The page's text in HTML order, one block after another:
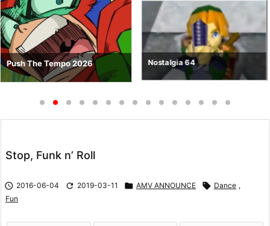
Push The Tempo 2026 Nostalgia 64
Stop, Funk n’ Roll
 2016-06-04  2019-03-11  AMV ANNOUNCE  Dance ,
Fun